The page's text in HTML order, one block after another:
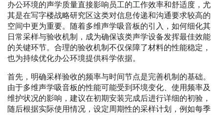
办公环境的声学质量直接影响员工的工作效率和舒适度，尤
其是在写字楼战略研究区这类对信息传递和沟通要求较高的
空间中更为重要。随着多维声学吸音板的引入，如何细化其
日常采样与验收机制，成为确保该类声学设备发挥最佳效能
的关键环节。合理的验收机制不仅保障了材料的性能稳定，
也为持续优化办公环境提供科学依据。
首先，明确采样验收的频率与时间节点是完善机制的基础。
由于多维声学吸音板的性能可能受到环境变化、使用频率及
维护状况的影响，建议在初期安装完成后进行详细的初验，
随后根据实际使用情况，设定周期性的采样计划，例如每季